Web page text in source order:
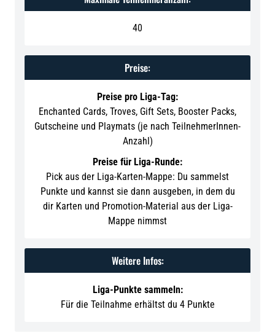
40
Preise:
Preise pro Liga-Tag:
Enchanted Cards, Troves, Gift Sets, Booster Packs,
Gutscheine und Playmats (je nach TeilnehmerInnen-
Anzahl)
Preise für Liga-Runde:
Pick aus der Liga-Karten-Mappe: Du sammelst
Punkte und kannst sie dann ausgeben, in dem du
dir Karten und Promotion-Material aus der Liga-
Mappe nimmst
Weitere Infos:
Liga-Punkte sammeln:
Für die Teilnahme erhältst du 4 Punkte